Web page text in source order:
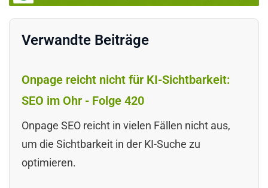
Verwandte Beiträge
Onpage reicht nicht für KI-Sichtbarkeit:
SEO im Ohr - Folge 420
Onpage SEO reicht in vielen Fällen nicht aus,
um die Sichtbarkeit in der KI-Suche zu
optimieren.